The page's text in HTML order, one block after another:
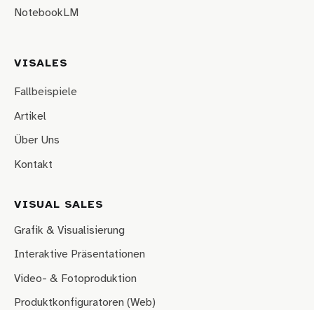
NotebookLM
VISALES
Fallbeispiele
Artikel
Über Uns
Kontakt
VISUAL SALES
Grafik & Visualisierung
Interaktive Präsentationen
Video- & Fotoproduktion
Produktkonfiguratoren (Web)